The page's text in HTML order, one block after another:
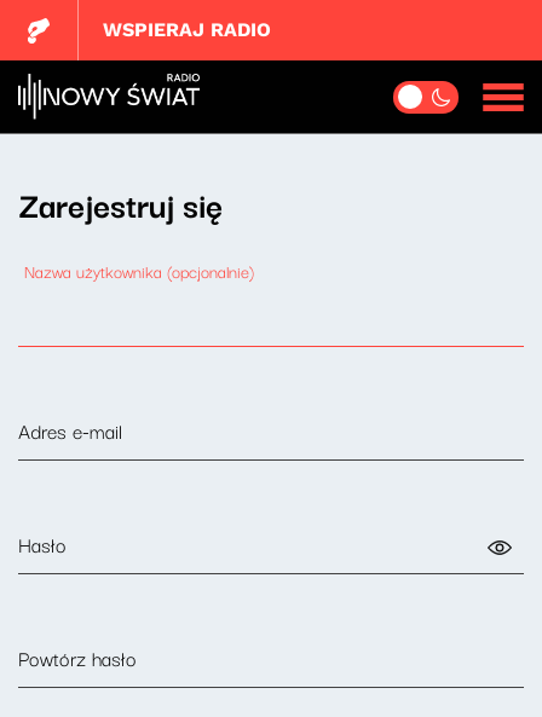
WSPIERAJ RADIO
Zarejestruj się
Nazwa użytkownika (opcjonalnie)
Adres e-mail
Hasło
Powtórz hasło